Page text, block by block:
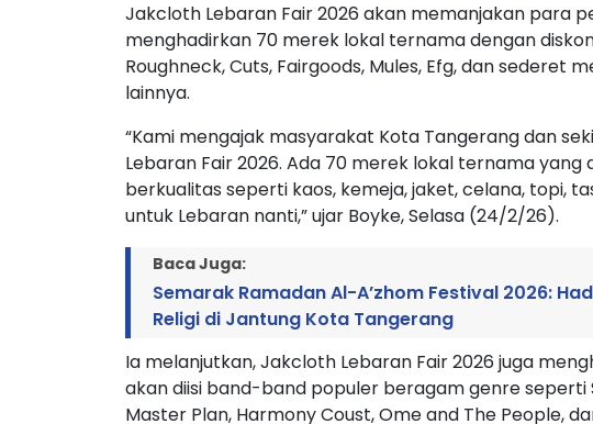
Jakcloth Lebaran Fair 2026 akan memanjakan para
menghadirkan 70 merek lokal ternama dengan
Roughneck, Cuts, Fairgoods, Mules, Efg, dan sederet
lainnya.
“Kami mengajak masyarakat Kota Tangerang dan
Lebaran Fair 2026. Ada 70 merek lokal ternama
berkualitas seperti kaos, kemeja, jaket, celana, topi,
untuk Lebaran nanti,” ujar Boyke, Selasa (24/2/26).
Baca Juga:
Semarak Ramadan Al-A’zhom Festival 2026:
Religi di Jantung Kota Tangerang
Ia melanjutkan, Jakcloth Lebaran Fair 2026 juga
akan diisi band-band populer beragam genre seperti
Master Plan, Harmony Coust, Ome and The People,